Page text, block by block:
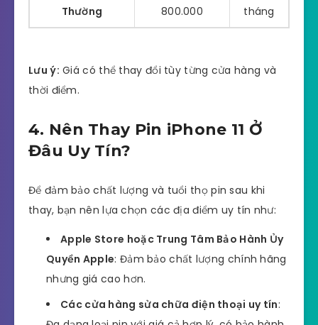
Thường
800.000
tháng
Lưu ý: Giá có thể thay đổi tùy từng cửa hàng và
thời điểm.
4. Nên Thay Pin iPhone 11 Ở
Đâu Uy Tín?
Để đảm bảo chất lượng và tuổi thọ pin sau khi
thay, bạn nên lựa chọn các địa điểm uy tín như:
Apple Store hoặc Trung Tâm Bảo Hành Ủy
Quyền Apple: Đảm bảo chất lượng chính hãng
nhưng giá cao hơn.
Các cửa hàng sửa chữa điện thoại uy tín: